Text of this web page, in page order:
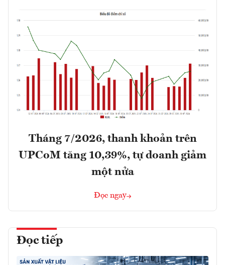
Tháng 7/2026, thanh khoản trên
UPCoM tăng 10,39%, tự doanh giảm
một nửa
Đọc ngay
Đọc tiếp